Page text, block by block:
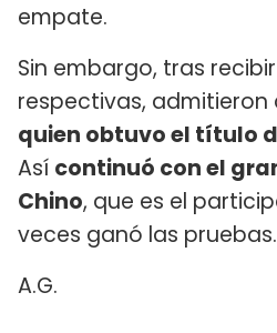
empate.
Sin embargo, tras
respectivas, admitieron
quien obtuvo el título
Así continuó con el
Chino, que es el
veces ganó las pruebas.
A.G.